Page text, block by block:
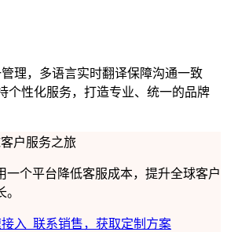
理，多语言实时翻译保障沟通一致
个性化服务，打造专业、统一的品牌
户服务之旅
一个平台降低客服成本，提升全球客户
入 联系销售，获取定制方案